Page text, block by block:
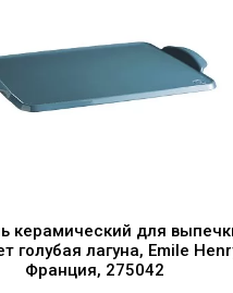
керамический для
голубая лагуна, Emile
Франция, 275042